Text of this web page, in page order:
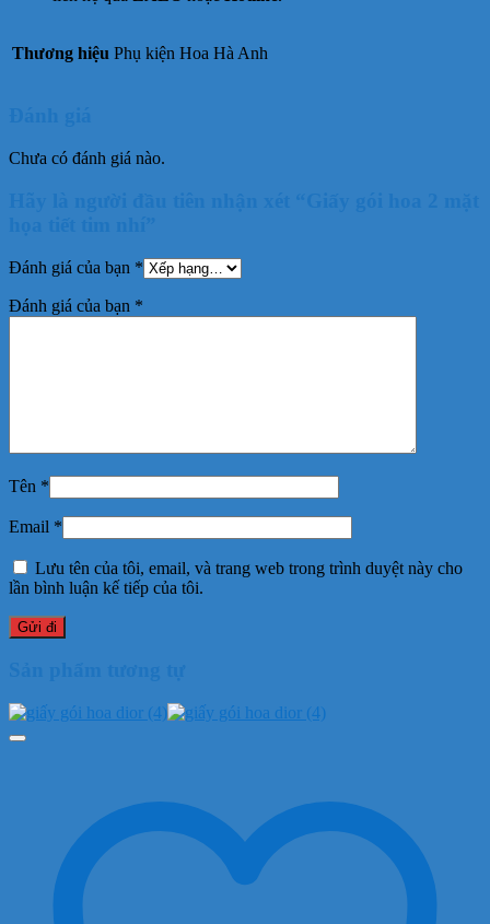
Thương hiệu Phụ kiện Hoa Hà Anh
Chưa có đánh giá nào.
Đánh giá của bạn *
Đánh giá của bạn *
Tên *
Email *
Lưu tên của tôi, email, và trang web trong trình duyệt này cho
lần bình luận kế tiếp của tôi.